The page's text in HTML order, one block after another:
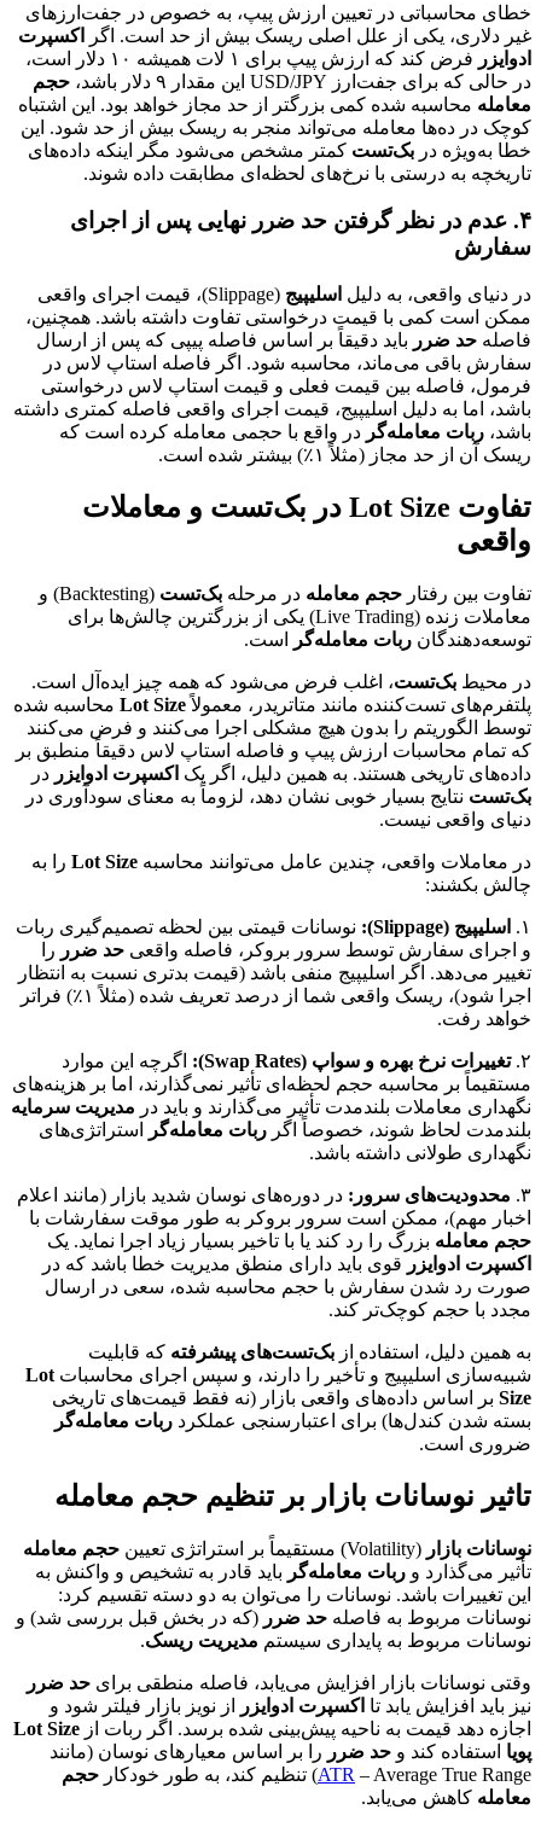
خطای محاسباتی در تعیین ارزش پیپ، به خصوص در جفت‌ارزهای
غیر دلاری، یکی از علل اصلی ریسک بیش از حد است. اگر
اکسپرت
ادوایزر
فرض کند که ارزش پیپ برای ۱ لات همیشه ۱۰ دلار است،
در حالی که برای جفت‌ارز USD/JPY این مقدار ۹ دلار باشد،
حجم
معامله محاسبه شده کمی بزرگتر از حد مجاز خواهد بود. این اشتباه
کوچک در ده‌ها معامله می‌تواند منجر به ریسک بیش از حد شود. این
خطا به‌ویژه در بک‌تست کمتر مشخص می‌شود مگر اینکه داده‌های
تاریخچه به درستی با نرخ‌های لحظه‌ای مطابقت داده شوند.
۴. عدم در نظر گرفتن حد ضرر نهایی پس از اجرای
سفارش
در دنیای واقعی، به دلیل اسلیپیج
(Slippage)، قیمت اجرای واقعی
ممکن است کمی با قیمت درخواستی تفاوت داشته باشد. همچنین،
فاصله حد ضرر باید دقیقاً بر اساس فاصله پیپی که پس از ارسال
سفارش باقی می‌ماند، محاسبه شود. اگر فاصله استاپ لاس در
فرمول، فاصله بین قیمت فعلی و قیمت استاپ لاس درخواستی
باشد، اما به دلیل اسلیپیج، قیمت اجرای واقعی فاصله کمتری داشته
باشد، ربات معامله‌گر در واقع با حجمی معامله کرده است که
ریسک آن از حد مجاز (مثلاً ۱٪) بیشتر شده است.
تفاوت Lot Size در بک‌تست و معاملات
واقعی
تفاوت بین رفتار حجم معامله در مرحله بک‌تست
(Backtesting) و
معاملات زنده (Live Trading) یکی از بزرگترین چالش‌ها برای
توسعه‌دهندگان ربات معامله‌گر است.
در محیط بک‌تست، اغلب فرض می‌شود که همه چیز ایده‌آل است.
پلتفرم‌های تست‌کننده مانند متاتریدر، معمولاًLot Size محاسبه شده
توسط الگوریتم را بدون هیچ مشکلی اجرا می‌کنند و فرض می‌کنند
که تمام محاسبات ارزش پیپ و فاصله استاپ لاس دقیقاً منطبق بر
داده‌های تاریخی هستند. به همین دلیل، اگر یک اکسپرت ادوایزر در
بک‌تست نتایج بسیار خوبی نشان دهد، لزوماً به معنای سودآوری در
دنیای واقعی نیست.
در معاملات واقعی، چندین عامل می‌توانند محاسبه Lot Size را به
چالش بکشند:
۱. اسلیپیج (Slippage):
نوسانات قیمتی بین لحظه تصمیم‌گیری ربات
و اجرای سفارش توسط سرور بروکر، فاصله واقعی حد ضرر را
تغییر می‌دهد. اگر اسلیپیج منفی باشد (قیمت بدتری نسبت به انتظار
اجرا شود)، ریسک واقعی شما از درصد تعریف شده (مثلاً ۱٪) فراتر
خواهد رفت.
۲. تغییرات نرخ بهره و سواپ (Swap Rates):
اگرچه این موارد
مستقیماً بر محاسبه حجم لحظه‌ای تأثیر نمی‌گذارند، اما بر هزینه‌های
نگهداری معاملات بلندمدت تأثیر می‌گذارند و باید در مدیریت سرمایه
بلندمدت لحاظ شوند، خصوصاً اگر ربات معامله‌گر
استراتژی‌های
نگهداری طولانی داشته باشد.
۳. محدودیت‌های سرور: در دوره‌های نوسان شدید بازار (مانند اعلام
اخبار مهم)، ممکن است سرور بروکر به طور موقت سفارشات با
حجم معامله بزرگ را رد کند یا با تاخیر بسیار زیاد اجرا نماید. یک
اکسپرت ادوایزر قوی باید دارای منطق مدیریت خطا باشد که در
صورت رد شدن سفارش با حجم محاسبه شده، سعی در ارسال
مجدد با حجم کوچک‌تر کند.
به همین دلیل، استفاده از بک‌تست‌های پیشرفته که قابلیت
شبیه‌سازی اسلیپیج و تأخیر را دارند، و سپس اجرای محاسبات Lot
Size بر اساس داده‌های واقعی بازار (نه فقط قیمت‌های تاریخی
بسته شدن کندل‌ها) برای اعتبارسنجی عملکرد ربات معامله‌گر
ضروری است.
تاثیر نوسانات بازار بر تنظیم حجم معامله
نوسانات بازار (Volatility) مستقیماً بر استراتژی تعیین
حجم معامله
تأثیر می‌گذارد و ربات معامله‌گر باید قادر به تشخیص و واکنش به
این تغییرات باشد. نوسانات را می‌توان به دو دسته تقسیم کرد:
نوسانات مربوط به فاصله حد ضرر (که در بخش قبل بررسی شد) و
نوسانات مربوط به پایداری سیستم مدیریت ریسک.
وقتی نوسانات بازار افزایش می‌یابد، فاصله منطقی برای حد ضرر
نیز باید افزایش یابد تا اکسپرت ادوایزر
از نویز بازار فیلتر شود و
اجازه دهد قیمت به ناحیه پیش‌بینی شده برسد. اگر ربات از Lot Size
پویا استفاده کند و حد ضرر را بر اساس معیارهای نوسان (مانند
ATR – Average True Range) تنظیم کند، به طور خودکار
حجم
معامله کاهش می‌یابد.